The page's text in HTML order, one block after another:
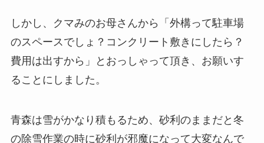
しかし、クマみのお母さんから「外構って駐車場
のスペースでしょ？コンクリート敷きにしたら？
費用は出すから」とおっしゃって頂き、お願いす
ることにしました。
青森は雪がかなり積もるため、砂利のままだと冬
の除雪作業の時に砂利が邪魔になって大変なんで